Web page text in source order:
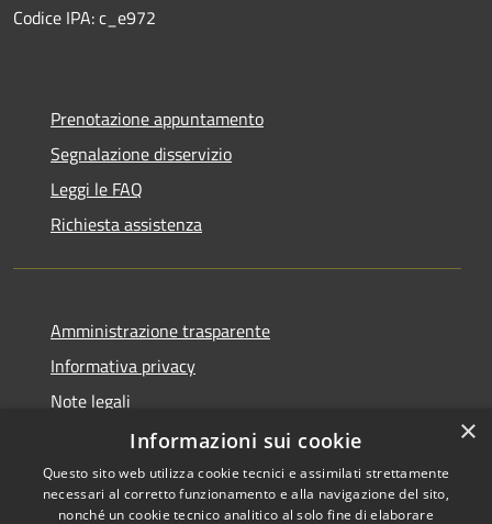
Codice IPA: c_e972
Prenotazione appuntamento
Segnalazione disservizio
Leggi le FAQ
Richiesta assistenza
Amministrazione trasparente
Informativa privacy
Note legali
Dichiarazione di accessibilità
×
Informazioni sui cookie
Questo sito web utilizza cookie tecnici e assimilati strettamente
necessari al corretto funzionamento e alla navigazione del sito,
nonché un cookie tecnico analitico al solo fine di elaborare